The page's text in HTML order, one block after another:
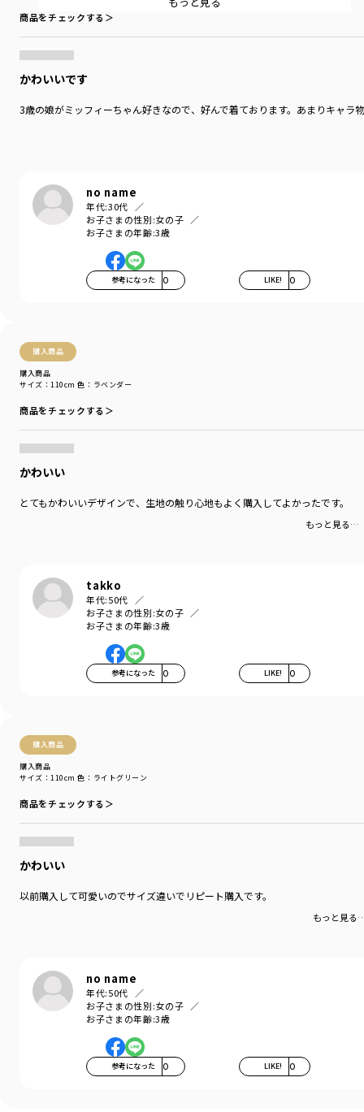
商品をチェックする＞
かわいいです
3歳の娘がミッフィーちゃん好きなので、好んで着ております。あまりキャ
no name
年代:30代
お子さまの性別:女の子
お子さまの年齢:3歳
参考になった 0 LIKE! 0
購入商品
購入商品
サイズ：110cm 色：ラベンダー
商品をチェックする＞
かわいい
とてもかわいいデザインで、生地の触り心地もよく購入してよかったです。
もっと見る…
takko
年代:50代
お子さまの性別:女の子
お子さまの年齢:3歳
参考になった 0 LIKE! 0
購入商品
購入商品
サイズ：110cm 色：ライトグリーン
商品をチェックする＞
かわいい
以前購入して可愛いのでサイズ違いでリピート購入です。
もっと見る
no name
年代:50代
お子さまの性別:女の子
お子さまの年齢:3歳
参考になった 0 LIKE! 0
商品番号
／12-2506-052